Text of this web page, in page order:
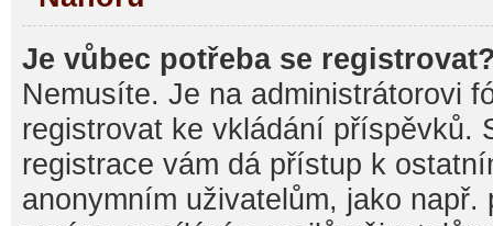
Je vůbec potřeba se
Nemusíte. Je na administrátorovi
registrovat ke vkládání příspěvků.
registrace vám dá přístup k
anonymním uživatelům, jako např.